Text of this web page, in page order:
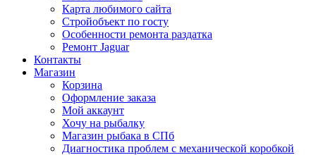
Карта любимого сайта
Стройобъект по госту
Особенности ремонта раздатка
Ремонт Jaguar
Контакты
Магазин
Корзина
Оформление заказа
Мой аккаунт
Хочу на рыбалку
Магазин рыбака в СПб
Диагностика проблем с механической коробкой